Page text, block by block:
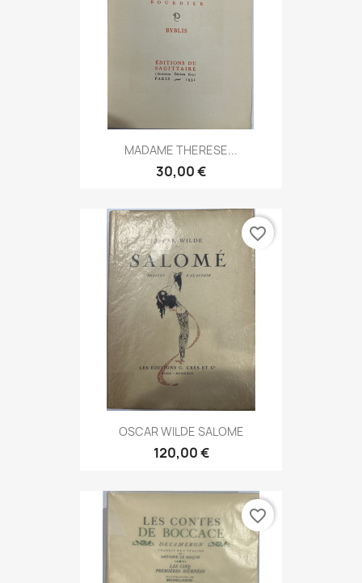
MADAME THERESE...
30,00 €
OSCAR WILDE SALOME
120,00 €
favorite_border
favorite_border